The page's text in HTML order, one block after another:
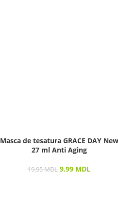
Masca de tesatura GRACE DAY New
27 ml Anti Aging
19.95MDL 9.99 MDL